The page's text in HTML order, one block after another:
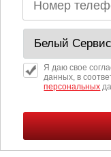
Я даю свое
данных, в
персональных